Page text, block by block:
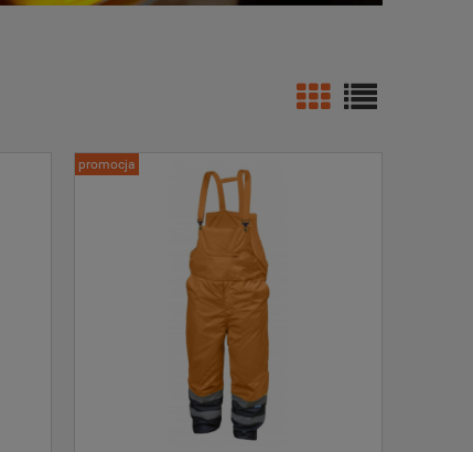
promocja